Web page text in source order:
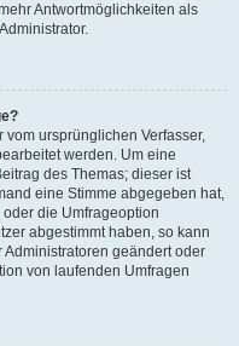
Antwortmöglichkeiten als
ursprünglichen Verfasser,
werden. Um eine
des Themas; dieser ist
eine Stimme abgegeben hat,
die Umfrageoption
abgestimmt haben, so kann
geändert oder
von laufenden Umfragen